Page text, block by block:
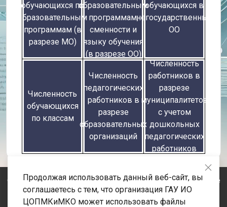
Продолжая использовать данный веб-сайт, вы
соглашаетесь с тем, что организация ГАУ ИО
ЦОПМКиМКО может использовать файлы
обучающихся по
образовательным
программам (в
разрезе МО)
образовательным
программам,
сменности и
языку обучения
(в разрезе ОО)
обучающихся в
негосударственных
ОО
Численность
обучающихся
по классам
Численность
педагогических
работников в
разрезе
образовательных
организаций
Численность
работников в
разрезе
муниципалитетов
с учетом
дошкольных
педагогических
работников
© 2020-2026 Государственное автономное учреждение
Иркутской области «Центр оценки профессионального
мастерства, квалификаций педагогов и мониторинга